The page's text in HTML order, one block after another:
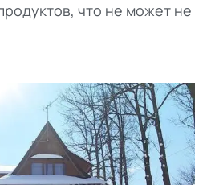
что не может не